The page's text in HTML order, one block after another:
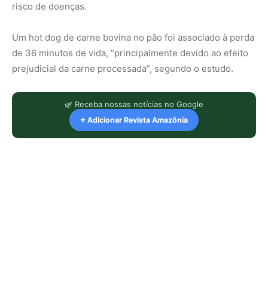
risco de doenças.
Um hot dog de carne bovina no pão foi associado à perda
de 36 minutos de vida, “principalmente devido ao efeito
prejudicial da carne processada”, segundo o estudo.
🌿 Receba nossas notícias no Google
⭐ Adicionar Revista Amazônia